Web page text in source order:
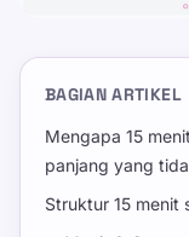
BAGIAN ARTIKEL
Mengapa 15
panjang yang
Struktur 15 menit